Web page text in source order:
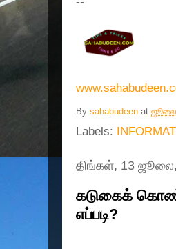
By sahabudeen at ஜூலை
Labels:
திங்கள், 13
கடுகைக்
எப்படி?